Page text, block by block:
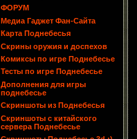
ФОРУМ
Медиа Гаджет Фан-Сайта
Карта Поднебесья
Скрины оружия и доспехов
Комиксы по игре Поднебесье
Тесты по игре Поднебесье
Дополнения для игры
поднебесье
Скриншоты из Поднебесья
Скриншоты с китайского
сервера Поднебесье